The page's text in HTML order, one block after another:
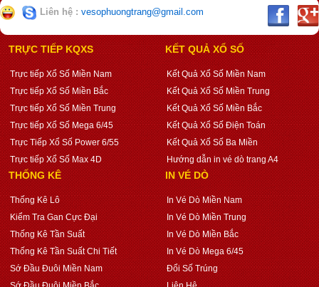
Liên hệ : vesophuongtrang@gmail.com
TRỰC TIẾP KQXS
Trực tiếp Xổ Số Miền Nam
Trực tiếp Xổ Số Miền Bắc
Trực tiếp Xổ Số Miền Trung
Trực tiếp Xổ Số Mega 6/45
Trực Tiếp Xổ Số Power 6/55
Trực tiếp Xổ Số Max 4D
KẾT QUẢ XỔ SỐ
Kết Quả Xổ Số Miền Nam
Kết Quả Xổ Số Miền Trung
Kết Quả Xổ Số Miền Bắc
Kết Quả Xổ Số Điện Toán
Kết Quả Xổ Số Ba Miền
Hướng dẫn in vé dò trang A4
THỐNG KÊ
Thống Kê Lô
Kiểm Tra Gan Cực Đại
Thống Kê Tần Suất
Thống Kê Tần Suất Chi Tiết
Sớ Đầu Đuôi Miền Nam
IN VÉ DÒ
In Vé Dò Miền Nam
In Vé Dò Miền Trung
In Vé Dò Miền Bắc
In Vé Dò Mega 6/45
Đổi Số Trúng